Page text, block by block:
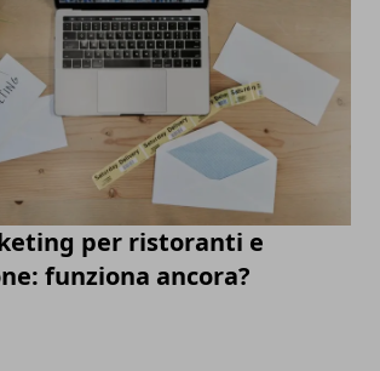
per ristoranti e
funziona ancora?